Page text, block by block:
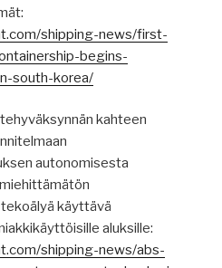
shipping-news/first-
begins-
south-korea/
kahteen
autonomisesta
käyttävä
aluksille:
shipping-news/abs-